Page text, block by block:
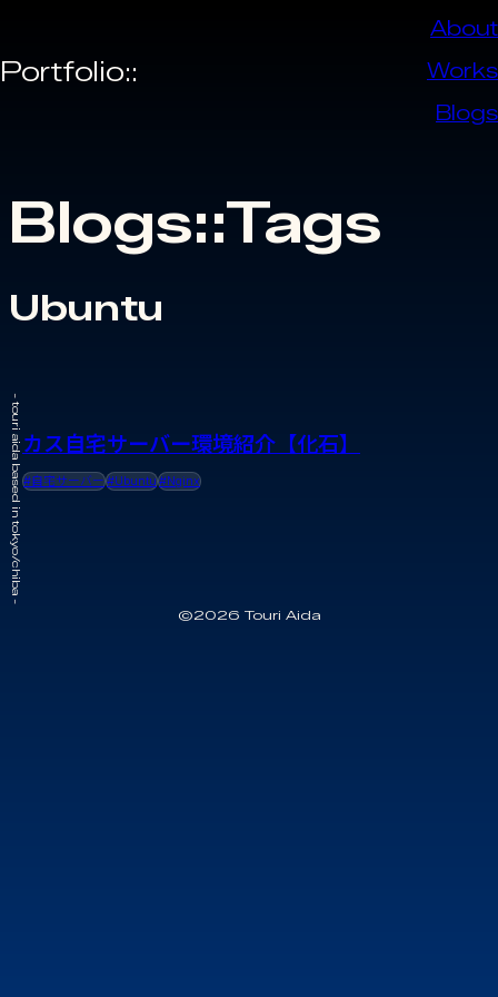
Portfolio::
About
Works
Blogs
- touri aida based in tokyo/chiba -
Blogs::Tags
Ubuntu
#自宅サーバー#Ubuntu#Nginx
カス自宅サーバー環境紹介【化石】
©2026 Touri Aida